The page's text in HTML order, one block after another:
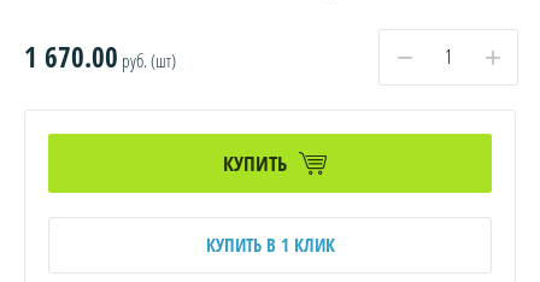
1 670.00 руб. (шт) − +
КУПИТЬ
КУПИТЬ В 1 КЛИК